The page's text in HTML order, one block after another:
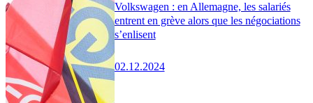
Volkswagen : en Allemagne, les salariés
entrent en grève alors que les négociations
s’enlisent
02.12.2024